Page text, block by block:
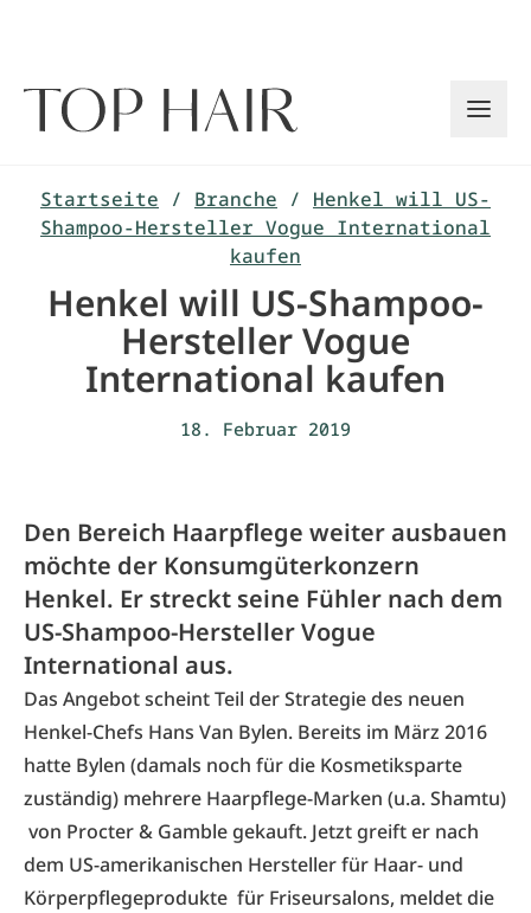
Startseite / Branche / Henkel will US-
Shampoo-Hersteller Vogue International
kaufen
Henkel will US-Shampoo-
Hersteller Vogue
International kaufen
18. Februar 2019
Den Bereich Haarpflege weiter ausbauen
möchte der Konsumgüterkonzern
Henkel. Er streckt seine Fühler nach dem
US-Shampoo-Hersteller Vogue
International aus.
Das Angebot scheint Teil der Strategie des neuen
Henkel-Chefs Hans Van Bylen. Bereits im März 2016
hatte Bylen (damals noch für die Kosmetiksparte
zuständig) mehrere Haarpflege-Marken (u.a. Shamtu)
von Procter & Gamble gekauft. Jetzt greift er nach
dem US-amerikanischen Hersteller für Haar- und
Körperpflegeprodukte für Friseursalons, meldet die